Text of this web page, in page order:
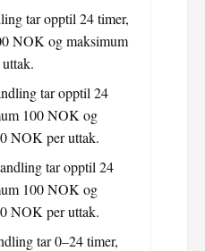
tar opptil 24 timer,
NOK og maksimum
tar opptil 24
100 NOK og
NOK per uttak.
tar opptil 24
100 NOK og
NOK per uttak.
tar 0–24 timer,